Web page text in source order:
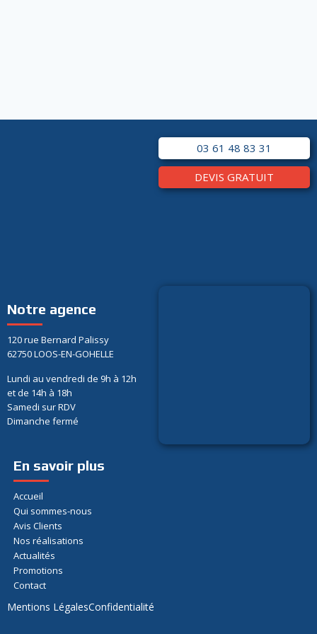
03 61 48 83 31
DEVIS GRATUIT
Notre agence
120 rue Bernard Palissy
62750 LOOS-EN-GOHELLE
Lundi au vendredi de 9h à 12h
et de 14h à 18h
Samedi sur RDV
Dimanche fermé
En savoir plus
Accueil
Qui sommes-nous
Avis Clients
Nos réalisations
Actualités
Promotions
Contact
Mentions LégalesConfidentialité